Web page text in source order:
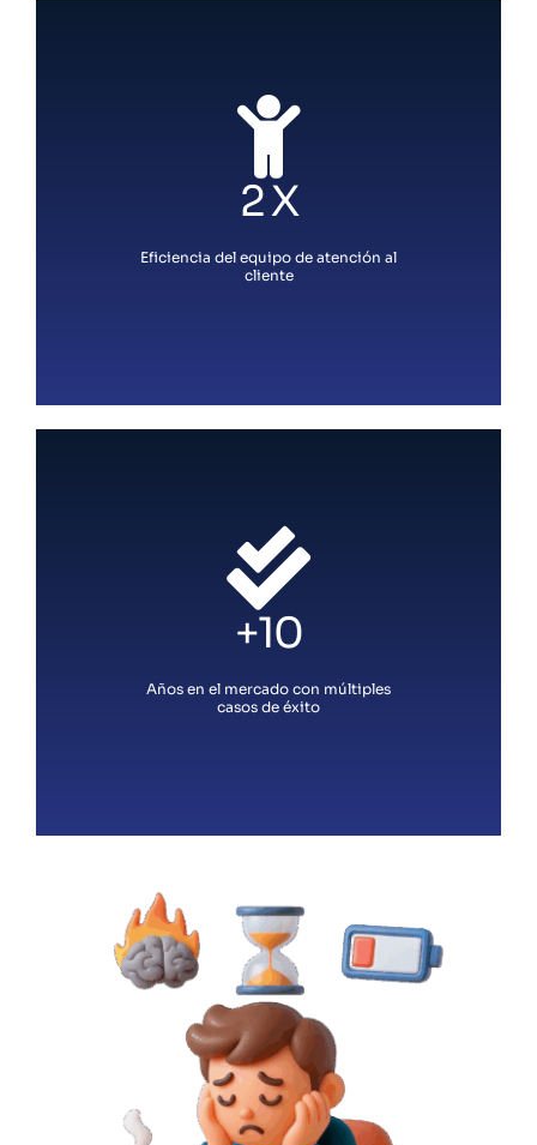
2 X
Eficiencia del equipo de atención al
cliente
+10
Años en el mercado con múltiples
casos de éxito